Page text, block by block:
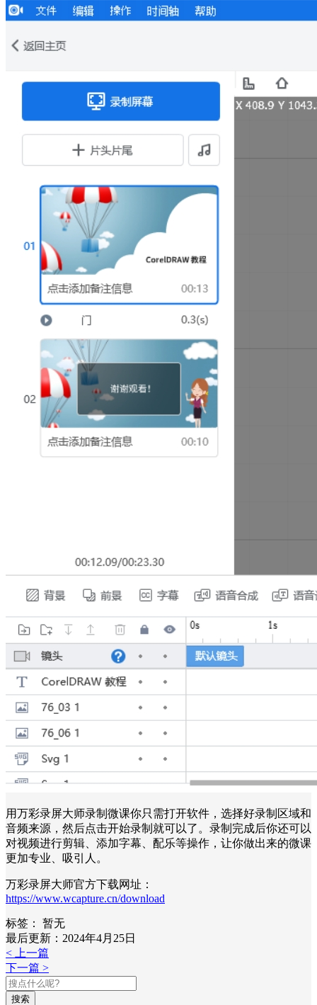
用万彩录屏大师录制微课你只需打开软件，选择好录制区域和
音频来源，然后点击开始录制就可以了。录制完成后你还可以
对视频进行剪辑、添加字幕、配乐等操作，让你做出来的微课
更加专业、吸引人。
万彩录屏大师官方下载网址：
https://www.wcapture.cn/download
标签：
暂无
最后更新：2024年4月25日
< 上一篇
下一篇 >
搜索